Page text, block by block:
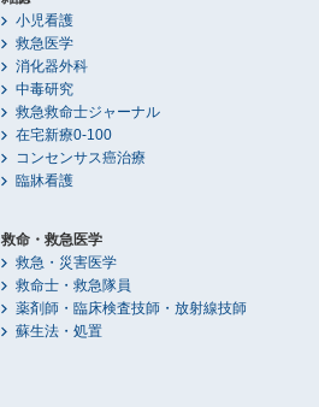
小児看護
救急医学
消化器外科
中毒研究
救急救命士ジャーナル
在宅新療0-100
コンセンサス癌治療
臨牀看護
救命・救急医学
救急・災害医学
救命士・救急隊員
薬剤師・臨床検査技師・放射線技師
蘇生法・処置